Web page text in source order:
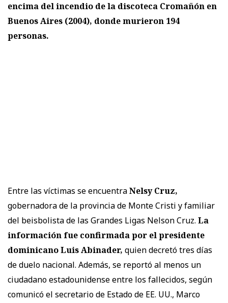
encima del incendio de la discoteca Cromañón en
Buenos Aires (2004), donde murieron 194
personas.
Entre las víctimas se encuentraNelsy Cruz,
gobernadora de la provincia de Monte Cristi y familiar
del beisbolista de las Grandes Ligas Nelson Cruz. La
información fue confirmada por el presidente
dominicano Luis Abinader, quien decretó tres días
de duelo nacional. Además, se reportó al menos un
ciudadano estadounidense entre los fallecidos, según
comunicó el secretario de Estado de EE. UU., Marco